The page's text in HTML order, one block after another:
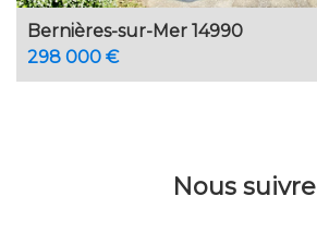
Bernières-sur-Mer 14990
298 000 €
Nous suivre